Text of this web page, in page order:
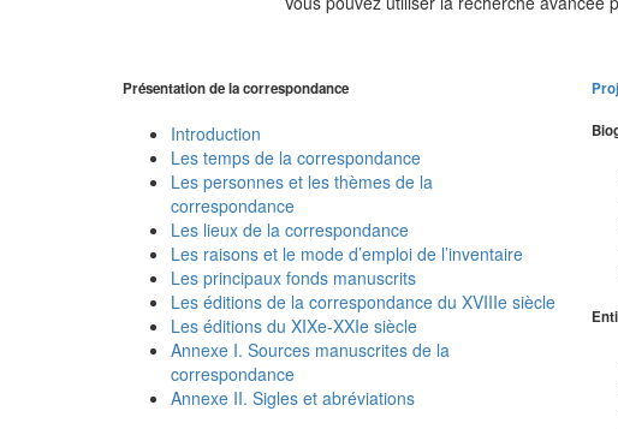
Présentation de la correspondance
Introduction
Les temps de la correspondance
Les personnes et les thèmes de la
correspondance
Les lieux de la correspondance
Les raisons et le mode d’emploi de l’inventaire
Les principaux fonds manuscrits
Les éditions de la correspondance du XVIIIe siècle
Les éditions du XIXe-XXIe siècle
Annexe I. Sources manuscrites de la
correspondance
Annexe II. Sigles et abréviations